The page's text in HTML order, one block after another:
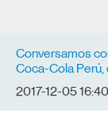
Conversamos
Coca-Cola Perú,
2017-12-05 16:40